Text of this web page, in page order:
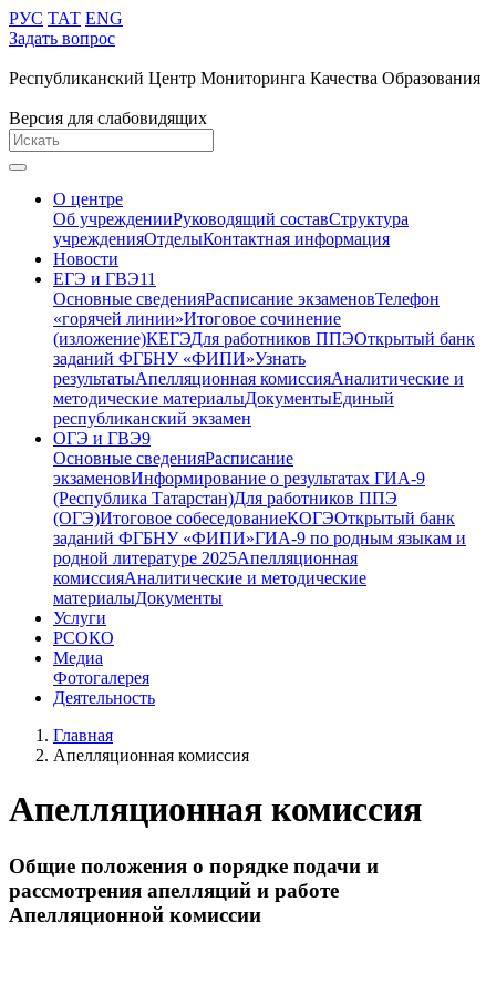
РУС ТАТ ENG
Задать вопрос
Республиканский Центр Мониторинга Качества Образования
Версия для слабовидящих
О центре
Об учрежденииРуководящий составСтруктура
учрежденияОтделыКонтактная информация
Новости
ЕГЭ и ГВЭ11
Основные сведенияРасписание экзаменовТелефон
«горячей линии»Итоговое сочинение
(изложение)КЕГЭДля работников ППЭОткрытый банк
заданий ФГБНУ «ФИПИ»Узнать
результатыАпелляционная комиссияАналитические и
методические материалыДокументыЕдиный
республиканский экзамен
ОГЭ и ГВЭ9
Основные сведенияРасписание
экзаменовИнформирование о результатах ГИА-9
(Республика Татарстан)Для работников ППЭ
(ОГЭ)Итоговое собеседованиеКОГЭОткрытый банк
заданий ФГБНУ «ФИПИ»ГИА-9 по родным языкам и
родной литературе 2025Апелляционная
комиссияАналитические и методические
материалыДокументы
Услуги
РСОКО
Медиа
Фотогалерея
Деятельность
Главная
Апелляционная комиссия
Апелляционная комиссия
Общие положения о порядке подачи и
рассмотрения апелляций и работе
Апелляционной комиссии